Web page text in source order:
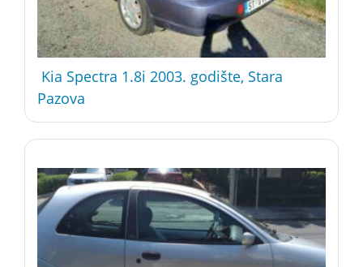
Kia Spectra 1.8i 2003. godište, Stara
Pazova